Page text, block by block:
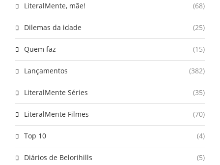
LiteralMente, mãe! (68)
Dilemas da idade (25)
Quem faz (15)
Lançamentos (382)
LiteralMente Séries (35)
LiteralMente Filmes (70)
Top 10 (4)
Diários de Belorihills (5)